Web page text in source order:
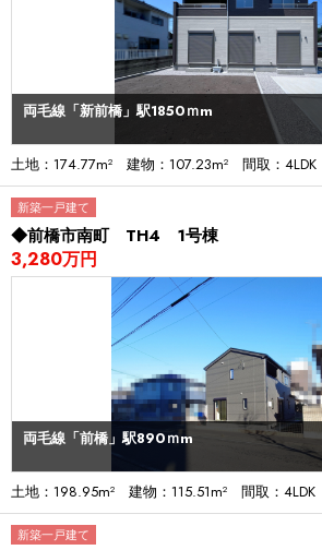
両毛線「新前橋」駅1850ｍm
土地：174.77m² 建物：107.23m² 間取：4LDK
新築一戸建て
◆前橋市南町 TH4 1号棟
3,280万円
両毛線「前橋」駅890ｍm
土地：198.95m² 建物：115.51m² 間取：4LDK
新築一戸建て